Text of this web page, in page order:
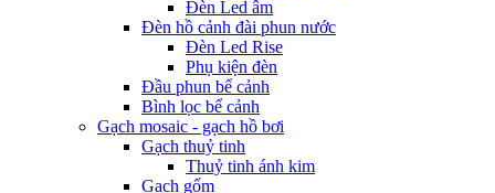
Đèn Led âm
Đèn hồ cảnh đài phun nước
Đèn Led Rise
Phụ kiện đèn
Đầu phun bể cảnh
Bình lọc bể cảnh
Gạch mosaic - gạch hồ bơi
Gạch thuỷ tinh
Thuỷ tinh ánh kim
Gạch gốm